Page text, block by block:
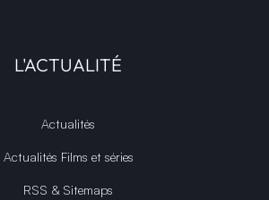
L'ACTUALITÉ
Actualités
Actualités Films et séries
RSS & Sitemaps